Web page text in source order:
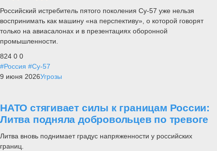
Российский истребитель пятого поколения Су-57 уже нельзя
воспринимать как машину «на перспективу», о которой говорят
только на авиасалонах и в презентациях оборонной
промышленности.
824 0 0
#Россия #Су-57
9 июня 2026Угрозы
НАТО стягивает силы к границам России:
Литва подняла добровольцев по тревоге
Литва вновь поднимает градус напряженности у российских
границ.